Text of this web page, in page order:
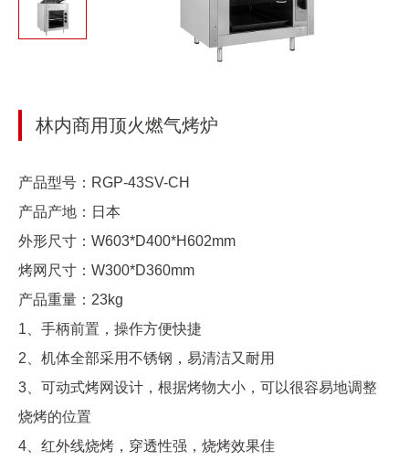
林内商用顶火燃气烤炉
产品型号：RGP-43SV-CH
产品产地：日本
外形尺寸：W603*D400*H602mm
烤网尺寸：W300*D360mm
产品重量：23kg
1、手柄前置，操作方便快捷
2、机体全部采用不锈钢，易清洁又耐用
3、可动式烤网设计，根据烤物大小，可以很容易地调整
烧烤的位置
4、红外线烧烤，穿透性强，烧烤效果佳